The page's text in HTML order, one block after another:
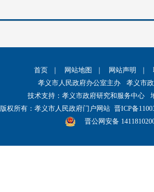
首页 网站地图 网站声明
孝义市人民政府办公室主办 孝义市
技术支持：孝义市政府研究和服务中心
版权所有：孝义市人民政府门户网站 晋ICP备
晋公网安备